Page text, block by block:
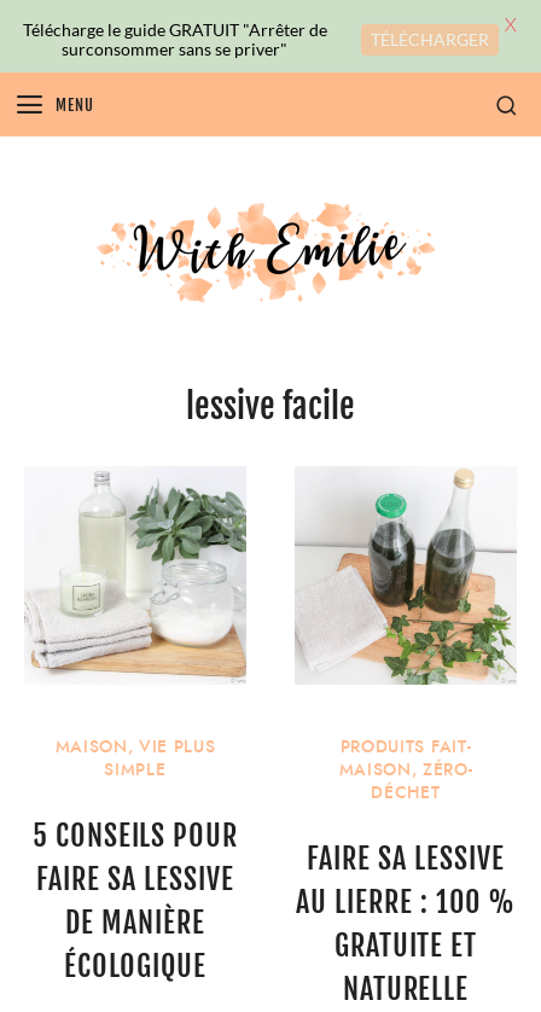
MENU
lessive facile
MAISON, VIE PLUS
SIMPLE
5 CONSEILS POUR
FAIRE SA LESSIVE
DE MANIÈRE
ÉCOLOGIQUE
PRODUITS FAIT-
MAISON,ZÉRO-
DÉCHET
FAIRE SA LESSIVE
AU LIERRE : 100 %
GRATUITE ET
NATURELLE
Télécharge le guide GRATUIT "Arrêter de
surconsommer sans se priver"
TÉLÉCHARGER
X